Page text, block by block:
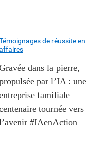
de réussite en
dans la pierre,
par l’IA : une
familiale
tournée vers
#IAenAction